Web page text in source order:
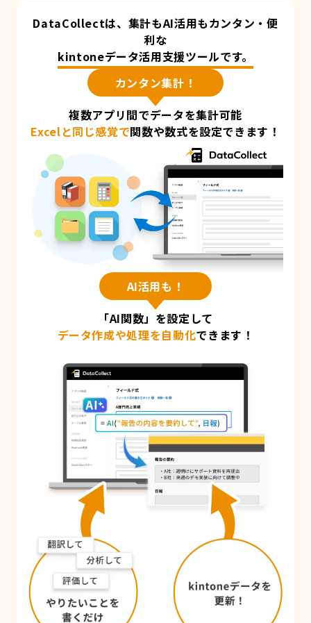
DataCollectは、集計もAI活用もカンタン・便
利な
kintoneデータ活用支援ツールです。
カンタン集計！
複数アプリ間でデータを集計可能
Excelと同じ感覚で関数や数式を設定できます！
AI活用も！
「AI関数」を設定して
データ作成や処理を自動化できます！